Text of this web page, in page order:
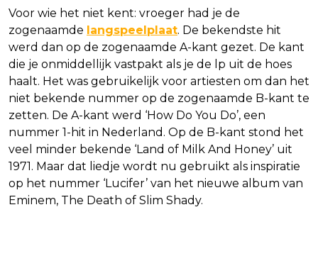
Voor wie het niet kent: vroeger had je de
zogenaamde langspeelplaat. De bekendste hit
werd dan op de zogenaamde A-kant gezet. De kant
die je onmiddellijk vastpakt als je de lp uit de hoes
haalt. Het was gebruikelijk voor artiesten om dan het
niet bekende nummer op de zogenaamde B-kant te
zetten. De A-kant werd ‘How Do You Do’, een
nummer 1-hit in Nederland. Op de B-kant stond het
veel minder bekende ‘Land of Milk And Honey’ uit
1971. Maar dat liedje wordt nu gebruikt als inspiratie
op het nummer ‘Lucifer’ van het nieuwe album van
Eminem, The Death of Slim Shady.